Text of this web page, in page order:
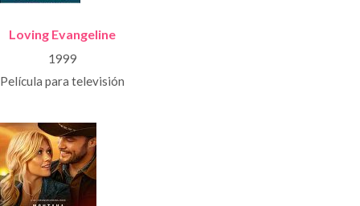
Loving Evangeline
1999
Película para televisión